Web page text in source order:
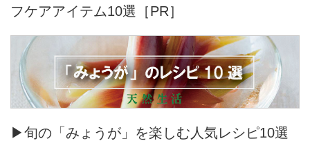
フケアアイテム10選［PR］
▶旬の「みょうが」を楽しむ人気レシピ10選